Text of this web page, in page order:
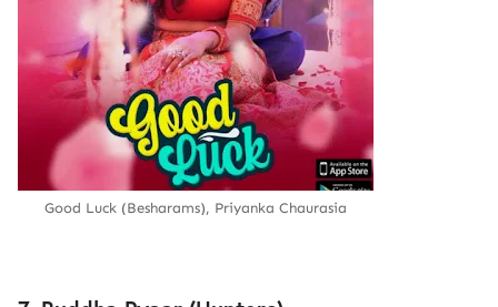
Good Luck (Besharams), Priyanka Chaurasia